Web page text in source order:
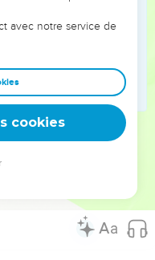
un fils qui sera le
qu’une païenne figure
plus clairement
Dieu de tous ceux qui
worldwide.
avec notre service de
cookies